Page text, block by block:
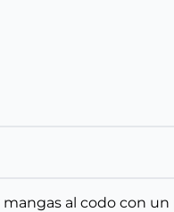
al codo con un